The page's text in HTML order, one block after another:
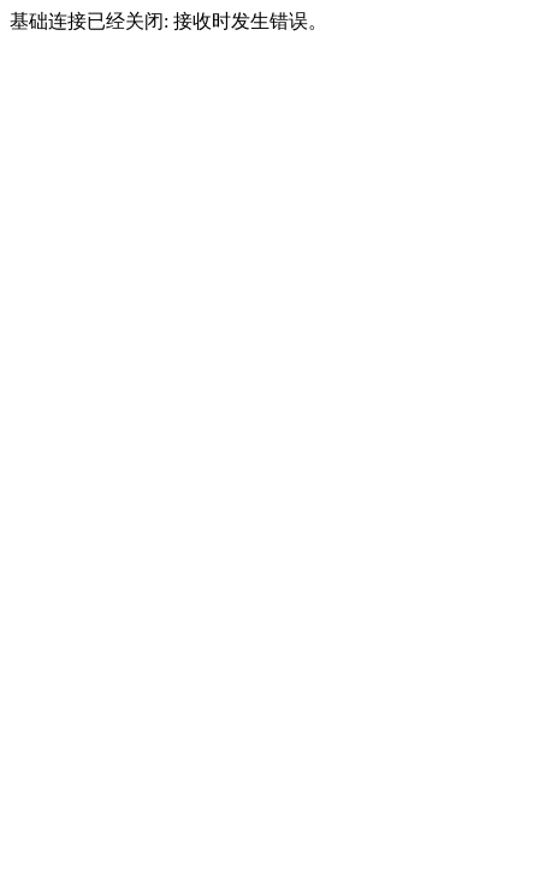
基础连接已经关闭: 接收时发生错误。